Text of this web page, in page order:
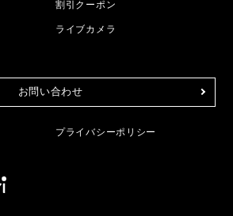
割引クーポン
ライブカメラ
お問い合わせ
プライバシーポリシー